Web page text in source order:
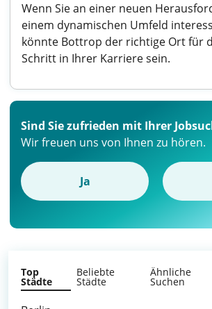
Wenn Sie an einer neuen
einem dynamischen Umfeld
könnte Bottrop der richtige Ort für
Schritt in Ihrer Karriere sein.
Sind Sie zufrieden mit Ihrer
Wir freuen uns von Ihnen zu hören.
Ja
Top
Städte
Beliebte
Städte
Ähnliche
Suchen